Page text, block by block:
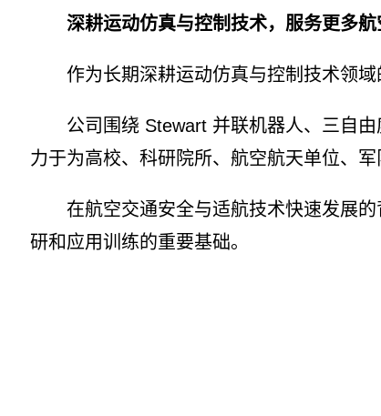
深耕运动仿真与控制技术，服务更多
作为长期深耕运动仿真与控制技术领域
公司围绕 Stewart 并联机器人、三自由
力于为高校、科研院所、航空航天单位、
在航空交通安全与适航技术快速发展的
研和应用训练的重要基础。